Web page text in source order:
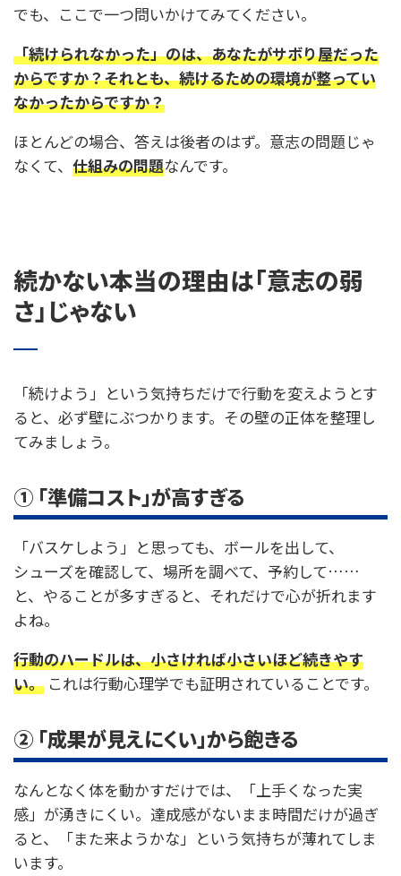
でも、ここで一つ問いかけてみてください。
「続けられなかった」のは、あなたがサボり屋だった
からですか？それとも、続けるための環境が整ってい
なかったからですか？
ほとんどの場合、答えは後者のはず。意志の問題じゃ
なくて、 仕組みの問題なんです。
続かない本当の理由は「意志の弱
さ」じゃない
「続けよう」という気持ちだけで行動を変えようとす
ると、必ず壁にぶつかります。その壁の正体を整理し
てみましょう。
① 「準備コスト」が高すぎる
「バスケしよう」と思っても、ボールを出して、
シューズを確認して、場所を調べて、予約して……
と、やることが多すぎると、それだけで心が折れます
よね。
行動のハードルは、小さければ小さいほど続きやす
い。 これは行動心理学でも証明されていることです。
② 「成果が見えにくい」から飽きる
なんとなく体を動かすだけでは、「上手くなった実
感」が湧きにくい。達成感がないまま時間だけが過ぎ
ると、「また来ようかな」という気持ちが薄れてしま
います。